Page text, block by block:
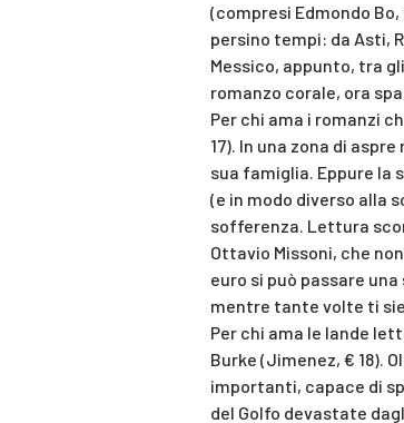
(compresi Edmondo
persino tempi: da Asti,
Messico, appunto, tra
romanzo corale, ora
Per chi ama i romanzi
17). In una zona di
sua famiglia. Eppure la
(e in modo diverso alla
sofferenza. Lettura
Ottavio Missoni, che
euro si può passare
mentre tante volte ti
Per chi ama le lande
Burke (Jimenez, € 18).
importanti, capace di
del Golfo devastate